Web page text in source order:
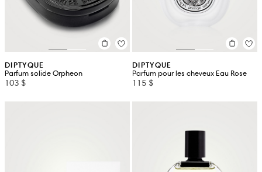
DIPTYQUE
Parfum solide Orpheon
103 $
DIPTYQUE
Parfum pour les cheveux Eau Rose
115 $